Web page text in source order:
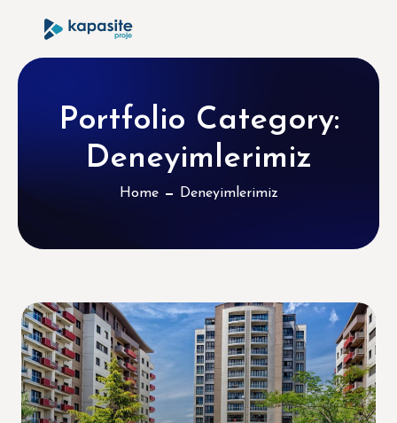
Portfolio Category:
Deneyimlerimiz
Home Deneyimlerimiz